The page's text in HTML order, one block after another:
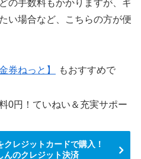
の手数料もかかりますが、ギ
い場合など、こちらの方が便
金券ねっと】
もおすすめで
0円！ていねい＆充実サポー
クレジットカードで購入！
んのクレジット決済